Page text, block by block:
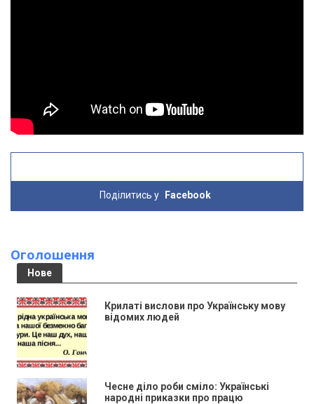
Поділитись у Facebook
Оголошення
Нове
Крилаті вислови про Українську мову
відомих людей
Чесне діло роби сміло: Українські
народні приказки про працю